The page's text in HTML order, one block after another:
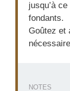
jusqu’à
fondants.
Goûtez et
NOTES